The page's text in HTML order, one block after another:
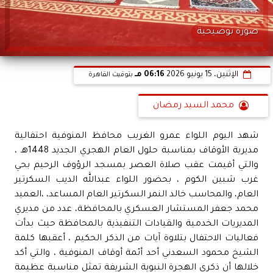
صورة توضيحية
الإثنين، 15 يونيو 2026 06:16 مـ بتوقيت القاهرة
محمد السيد رمضان
شهد اليوم اللواء عمرو الغريب محافظ المنوفية احتفالية
مديرية الأوقاف بمناسبة حلول العام الهجري الجديد 1448هـ ،
والتي أقيمت عقب صلاة العصر بمسجد الرؤوف الرحيم بحي
غرب شبين الكوم ، بحضور اللواء عبدالله الديب السكرتير
العام، والمحاسب خالد النمر السكرتير العام المساعد، ،العميد
محمد جعفر المستشار العسكري بالمحافظة، عدد من مديري
المديريات الخدمية والقيادات التنفيذية بالمحافظة حيث بدأت
فعاليات الاحتفال بتلاوة آيات من الذكر الحكيم ، أعقبها كلمة
الشيخ محمود السعدني أحد أئمة أوقاف المنوفية ، والتي أكد
خلالها أن ذكرى الهجرة النبوية الشريفة تمثل مناسبة عظيمة